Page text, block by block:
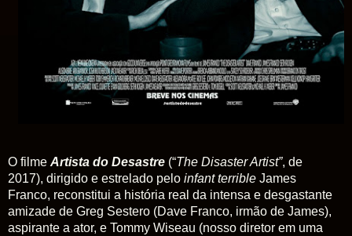
O filme Artista do Desastre (“The Disaster Artist”, de
2017), dirigido e estrelado pelo infant terrible James
Franco, reconstitui a história real da intensa e desgastante
amizade de Greg Sestero (Dave Franco, irmão de James),
aspirante a ator, e Tommy Wiseau (nosso diretor em uma